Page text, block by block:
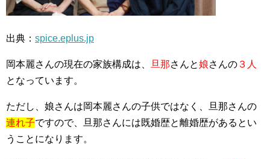
出典： spice.eplus.jp
岡本麗さんの現在の家族構成は、 旦那さんと娘さんの ３人
となっています。
ただし、娘さんは岡本麗さんの子供ではなく、旦那さんの
連れ子ですので、旦那さんには既婚歴と離婚歴があるとい
うことになります。